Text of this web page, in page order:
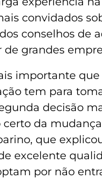
convidados
conselhos de
de grandes
importante
tem para
decisão
da mudança
que
excelente
por não